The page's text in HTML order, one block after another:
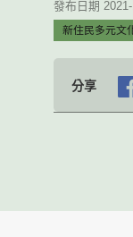
發布日期
新住民多元文
分享